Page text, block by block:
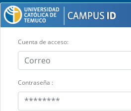
Cuenta de acceso:
Contraseña :